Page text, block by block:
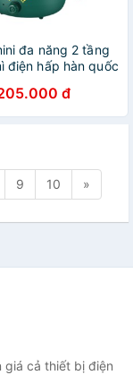
đa năng 2 tầng
điện hấp hàn quốc
đ
9 10 »
giá cả thiết bị điện